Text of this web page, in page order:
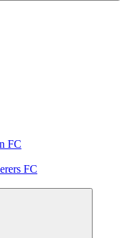
FC
FC